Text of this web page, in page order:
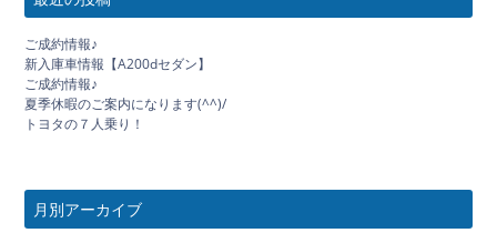
ご成約情報♪
新入庫車情報【A200dセダン】
ご成約情報♪
夏季休暇のご案内になります(^^)/
トヨタの７人乗り！
月別アーカイブ